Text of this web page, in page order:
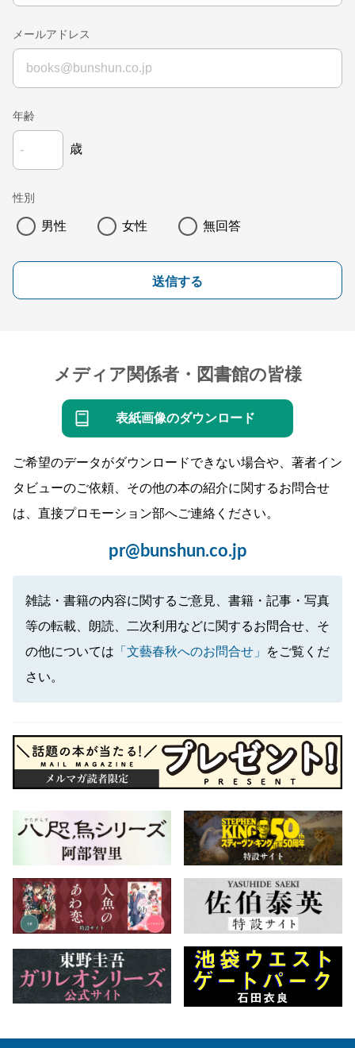
メールアドレス
年齢
歳
性別
男性 女性 無回答
送信する
メディア関係者・図書館の皆様
表紙画像のダウンロード
ご希望のデータがダウンロードできない場合や、著者イン
タビューのご依頼、その他の本の紹介に関するお問合せ
は、直接プロモーション部へご連絡ください。
pr@bunshun.co.jp
雑誌・書籍の内容に関するご意見、書籍・記事・写真
等の転載、朗読、二次利用などに関するお問合せ、そ
の他については 「文藝春秋へのお問合せ」
をご覧くだ
さい。